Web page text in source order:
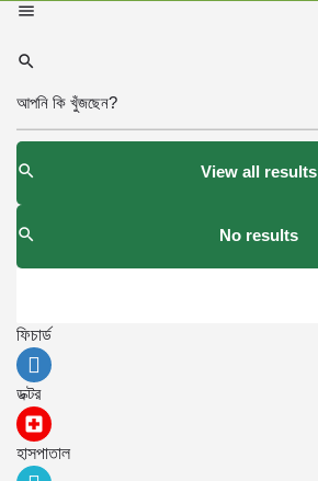
View all results
No results
ফিচার্ড
ডক্টর
হাসপাতাল